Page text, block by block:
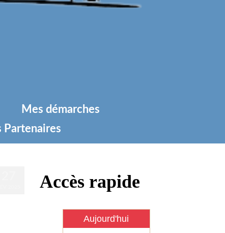
Mes démarches
Partenaires
Accès rapide
Aujourd'hui